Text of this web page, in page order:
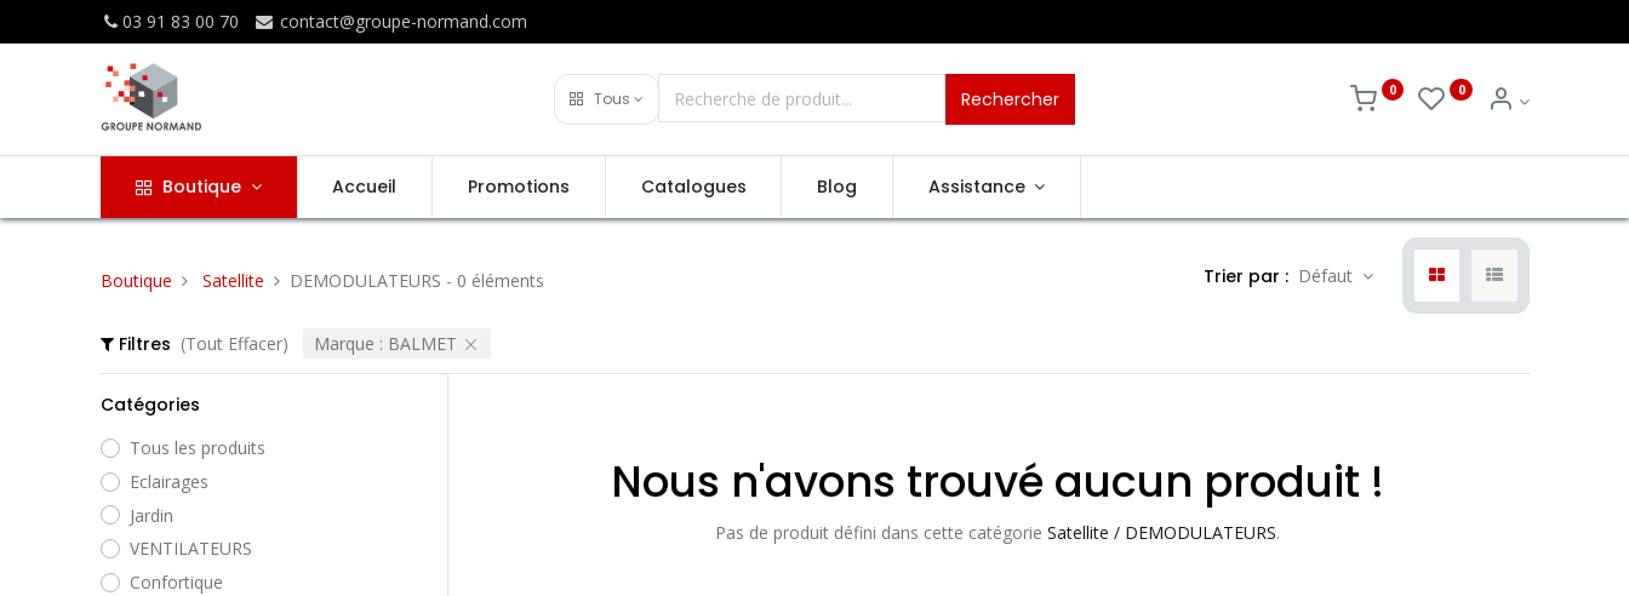
03 91 83 00 70 contact@groupe-normand.com
Tous Rechercher 0 0
Boutique Accueil Promotions Catalogues Blog Assistance
Boutique Satellite DEMODULATEURS - 0 éléments Trier par : Défaut
Filtres (Tout Effacer) Marque : BALMET
Catégories
Tous les produits
Eclairages
Jardin
VENTILATEURS
Confortique
Nous n'avons trouvé aucun produit !
Pas de produit défini dans cette catégorieSatellite / DEMODULATEURS.